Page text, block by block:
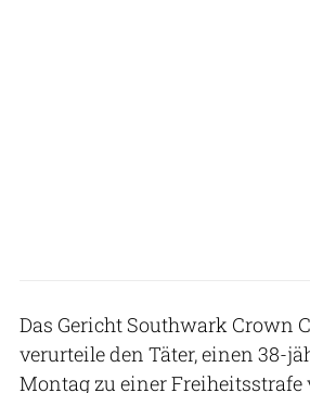
Das Gericht Southwark Crown
verurteile den Täter, einen 38-
Montag zu einer Freiheitsstrafe